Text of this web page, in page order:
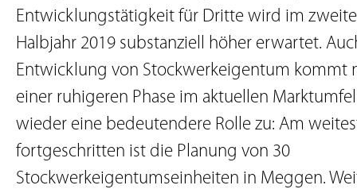
Entwicklungstätigkeit für Dritte wird im
Halbjahr 2019 substanziell höher erwartet.
Entwicklung von Stockwerkeigentum kommt
einer ruhigeren Phase im aktuellen
wieder eine bedeutendere Rolle zu: Am
fortgeschritten ist die Planung von 30
Stockwerkeigentumseinheiten in Meggen.